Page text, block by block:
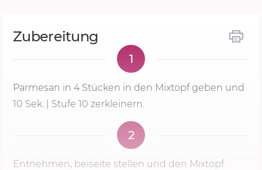
Zubereitung
1
Parmesan in 4 Stücken in den Mixtopf geben und
10 Sek.
| Stufe 10 zerkleinern.
2
Entnehmen, beiseite stellen und den Mixtopf